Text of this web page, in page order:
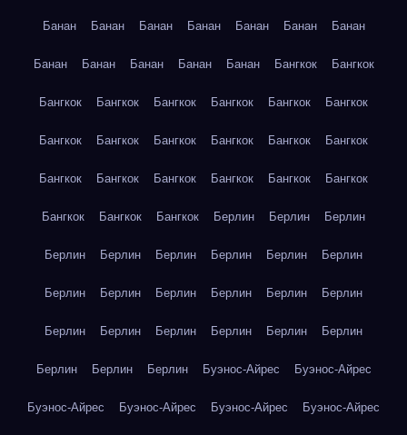
Банан Банан Банан Банан Банан Банан Банан
Банан Банан Банан Банан Банан Бангкок Бангкок
Бангкок Бангкок Бангкок Бангкок Бангкок Бангкок
Бангкок Бангкок Бангкок Бангкок Бангкок Бангкок
Бангкок Бангкок Бангкок Бангкок Бангкок Бангкок
Бангкок Бангкок Бангкок Берлин Берлин Берлин
Берлин Берлин Берлин Берлин Берлин Берлин
Берлин Берлин Берлин Берлин Берлин Берлин
Берлин Берлин Берлин Берлин Берлин Берлин
Берлин Берлин Берлин Буэнос-Айрес Буэнос-Айрес
Буэнос-Айрес Буэнос-Айрес Буэнос-Айрес Буэнос-Айрес